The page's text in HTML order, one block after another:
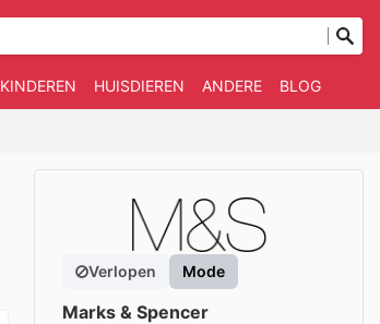
KINDEREN HUISDIEREN ANDERE BLOG
Verlopen Mode
Marks & Spencer